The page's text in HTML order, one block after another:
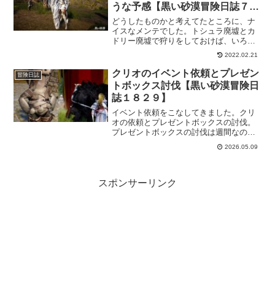
うな予感【黒い砂漠冒険日誌７７
８】
どうしたものかと考えてたところに、ナ
イスなメンテでした。トシュラ廃墟とカ
ドリー廃墟で狩りをしておけば、いろい
ろと効率が良いんではないかと思えるよ
うになりました。これで、多少はペリド
ットの馬車や真Ⅴボス装備にも近づける
といいのになーと企んでおりますｗ
2022.02.21
冒険日誌
クリオのイベント依頼とプレゼン
トボックス討伐【黒い砂漠冒険日
誌１８２９】
イベント依頼をこなしてきました。クリ
オの依頼とプレゼントボックスの討伐。
プレゼントボックスの討伐は週間なので
覚えてましたけど、クリオの依頼は勘違
いしてたので、危うく受注しないところ
2026.05.09
スポンサーリンク